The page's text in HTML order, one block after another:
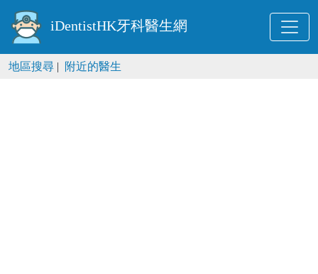
iDentistHK牙科醫生網
地區搜尋 | 附近的醫生